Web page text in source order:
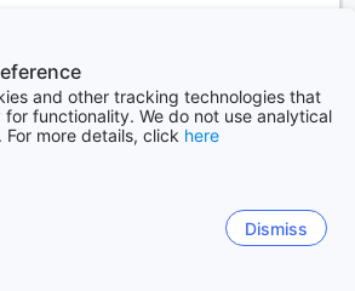
もっと見る
全て表示
and other tracking technologies that
functionality. We do not use analytical
more details, click here
Dismiss